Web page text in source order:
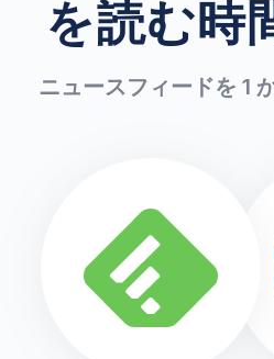
を読む時
ニュースフィードを 1